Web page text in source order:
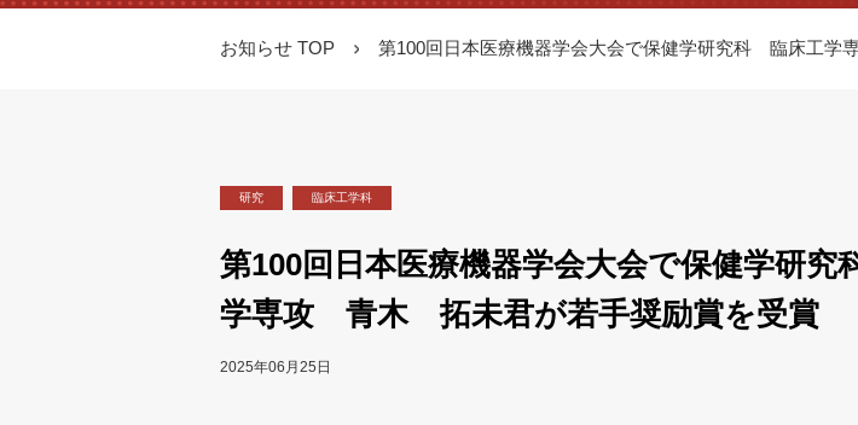
お知らせ TOP 第100回日本医療機器学会大会で保健学研究科 臨床工
研究 臨床工学科
第100回日本医療機器学会大会で保健学研
学専攻 青木 拓未君が若手奨励賞を受賞
2025年06月25日